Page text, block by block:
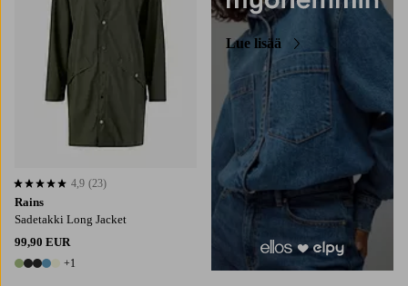
Rains
Sadetakki Long Jacket
99,90 EUR
6 värejä
+1
4,9 perustuen 23 arvosanaan
4,9 (23)
Lue lisää